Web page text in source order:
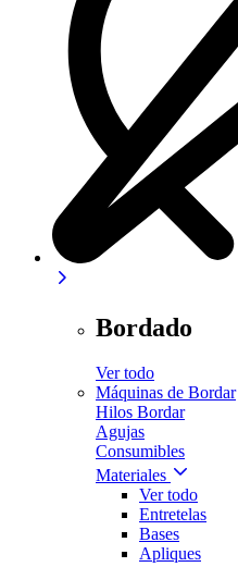
Bordado
Ver todo
Máquinas de Bordar
Hilos Bordar
Agujas
Consumibles
Materiales
Ver todo
Entretelas
Bases
Apliques